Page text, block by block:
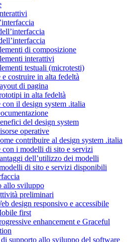
di composizione
interattivi
testuali (microtesti)
e costruire in alta fedeltà
di pagina
in alta fedeltà
con il design system .italia
del design system
operative
contribuire al design system .italia
con i modelli di sito e servizi
dell’utilizzo dei modelli
di sito e servizi disponibili
allo sviluppo
preliminari
design responsivo e accessibile
first
enhancement e Graceful
supporto allo sviluppo del software